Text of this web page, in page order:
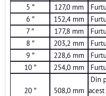
5 ″
127,0 mm
6 ″
152,4 mm
7 ″
177,8 mm
8 ″
203,2 mm
9 ″
228,6 mm
10 ″
254,0 mm
20 ″ 508,0 mm
Din